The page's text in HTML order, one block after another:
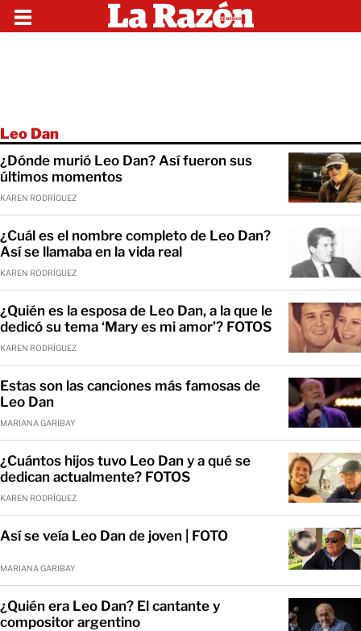
Leo Dan
¿Dónde murió Leo Dan? Así fueron sus
últimos momentos
KAREN RODRÍGUEZ
¿Cuál es el nombre completo de Leo Dan?
Así se llamaba en la vida real
KAREN RODRÍGUEZ
¿Quién es la esposa de Leo Dan, a la que le
dedicó su tema ‘Mary es mi amor’? FOTOS
KAREN RODRÍGUEZ
Estas son las canciones más famosas de
Leo Dan
MARIANA GARIBAY
¿Cuántos hijos tuvo Leo Dan y a qué se
dedican actualmente? FOTOS
KAREN RODRÍGUEZ
Así se veía Leo Dan de joven | FOTO
MARIANA GARIBAY
¿Quién era Leo Dan? El cantante y
compositor argentino